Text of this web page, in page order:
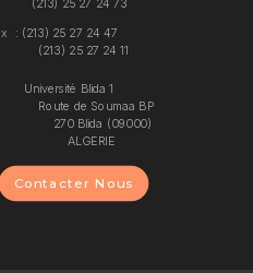
(213) 25 27 24 73
: (213) 25 27 24 47
25 27 24 11
Blida 1
de Soumaa BP
270 Blida (09000)
Contacter Nous